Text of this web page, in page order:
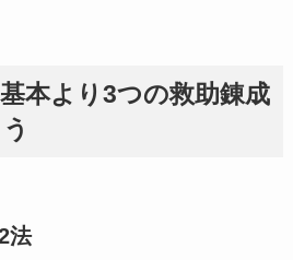
本より3つの救助錬成
法